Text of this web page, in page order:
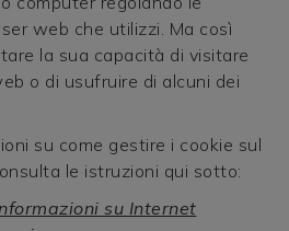
web che utilizzi. Ma così
la sua capacità di visitare
o di usufruire di alcuni dei
su come gestire i cookie sul
le istruzioni qui sotto:
su Internet